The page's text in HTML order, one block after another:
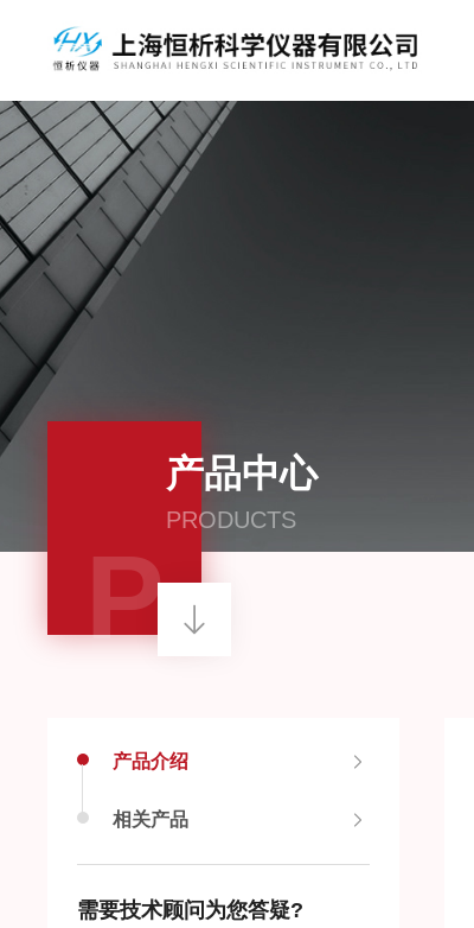
产品中心
PRODUCTS
P
产品介绍
相关产品
需要技术顾问为您答疑?